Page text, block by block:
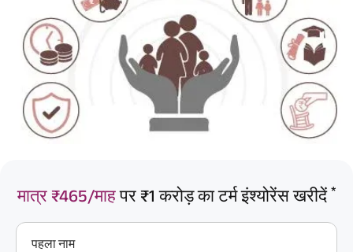
मात्र ₹465/माहपर ₹1 करोड़ का टर्म इंश्योरेंस खरीदें *
पहला नाम